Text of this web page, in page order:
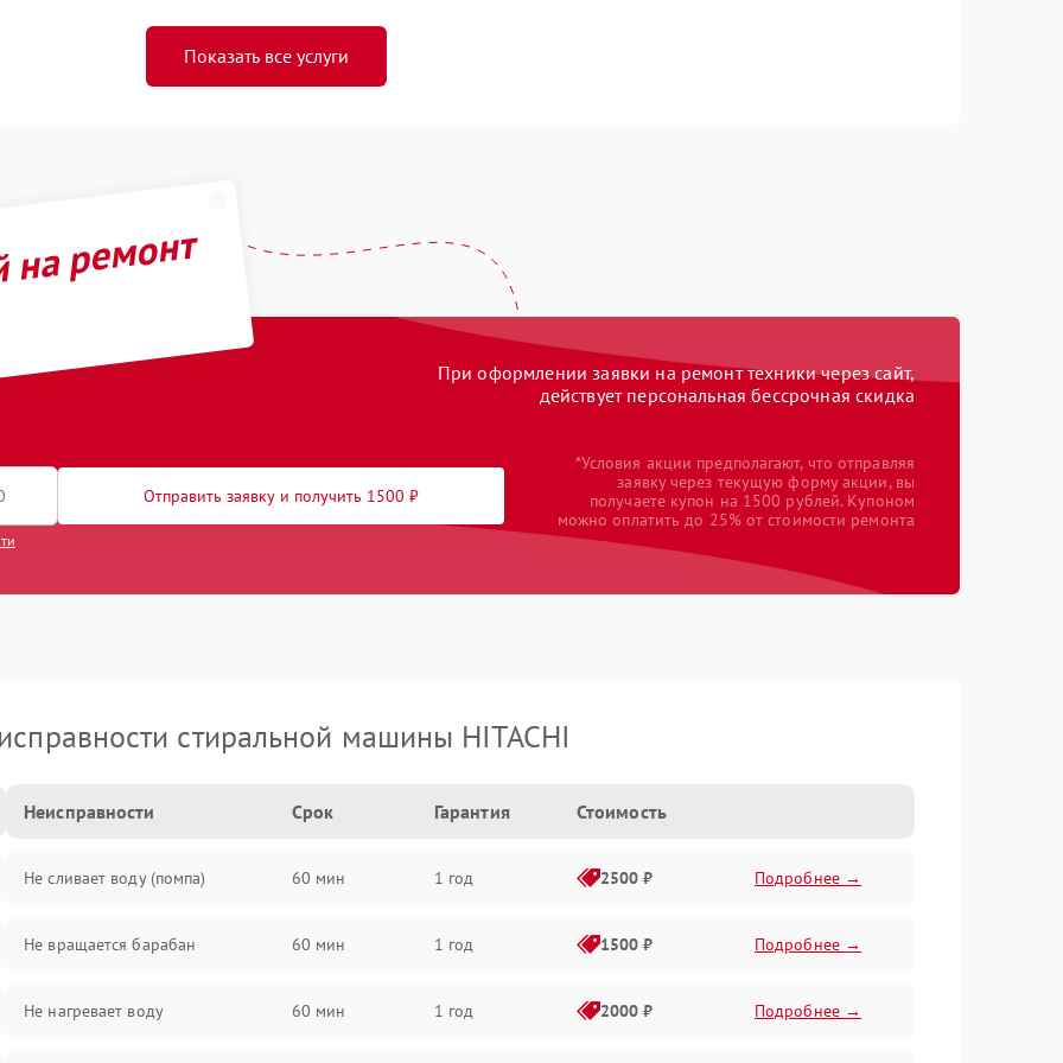
Показать все услуги
ремонт
При оформлении заявки на ремонт техники через сайт,
действует персональная бессрочная скидка
Отправить заявку и получить 1500 ₽
*Условия акции предполагают, что отправляя
заявку через текущую форму акции, вы
получаете купон на 1500 рублей. Купоном
можно оплатить до 25% от стоимости ремонта
стиральной машины HITACHI
Неисправности Срок Гарантия Стоимость
Не сливает воду (помпа) 60 мин 1 год 2500 ₽ Подробнее →
Не вращается барабан 60 мин 1 год 1500 ₽ Подробнее →
Не нагревает воду 60 мин 1 год 2000 ₽ Подробнее →